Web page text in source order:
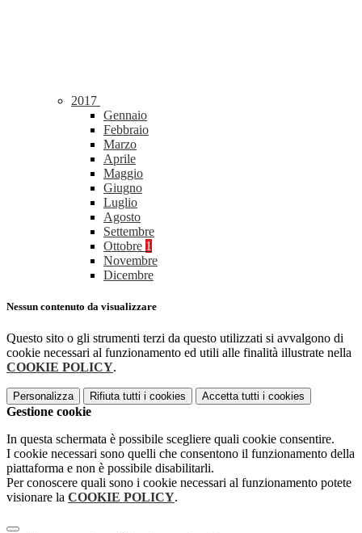
2017
Gennaio
Febbraio
Marzo
Aprile
Maggio
Giugno
Luglio
Agosto
Settembre
Ottobre 1
Novembre
Dicembre
Nessun contenuto da visualizzare
Questo sito o gli strumenti terzi da questo utilizzati si avvalgono di
cookie necessari al funzionamento ed utili alle finalità illustrate nella
COOKIE POLICY.
Personalizza Rifiuta tutti i cookies Accetta tutti i cookies
Gestione cookie
In questa schermata è possibile scegliere quali cookie consentire.
I cookie necessari sono quelli che consentono il funzionamento della
piattaforma e non è possibile disabilitarli.
Per conoscere quali sono i cookie necessari al funzionamento potete
visionare la COOKIE POLICY.